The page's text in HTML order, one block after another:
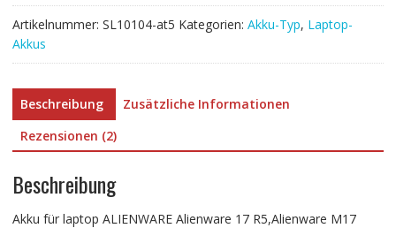
R5,Alienware
M17X
R5,AlienWare
17
P18E
Menge
Artikelnummer: SL10104-at5 Kategorien: Akku-Typ, Laptop-
Akkus
Beschreibung
Zusätzliche Informationen
Rezensionen (2)
Beschreibung
Akku für laptop ALIENWARE Alienware 17 R5,Alienware M17